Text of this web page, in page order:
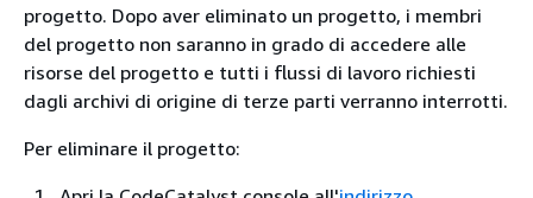
progetto. Dopo aver eliminato un progetto, i membri
del progetto non saranno in grado di accedere alle
risorse del progetto e tutti i flussi di lavoro richiesti
dagli archivi di origine di terze parti verranno interrotti.
Per eliminare il progetto: